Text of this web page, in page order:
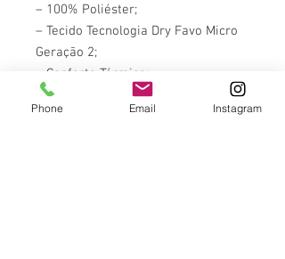
– 100% Poliéster;
– Tecido Tecnologia Dry Favo Micro
Geração 2;
– Conforto Térmico;
– Secagem Ultra Rápida;
– Proteção UV 30+;
Phone Email Instagram